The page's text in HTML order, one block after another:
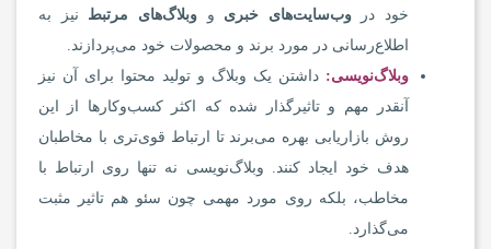
خود دروبسایتهای خبری ووبلاگهای مرتبط نیز به
اطلاع‌رسانی در مورد برند و محصولات خود می‌پردازند.
وبلاگنویسی: داشتن یک وبلاگ و تولید محتوا برای آن نیز
آنقدر مهم و تاثیرگذار شده که اکثر کسب‌وکارها از این
روش بازاریابی بهره می‌برند تا ارتباط قوی‌تری با مخاطبان
هدف خود ایجاد کنند. وبلاگ‌نویسی نه تنها روی ارتباط با
مخاطب، بلکه روی مورد مهمی چون سئو هم تاثیر مثبت
می‌گذارد.